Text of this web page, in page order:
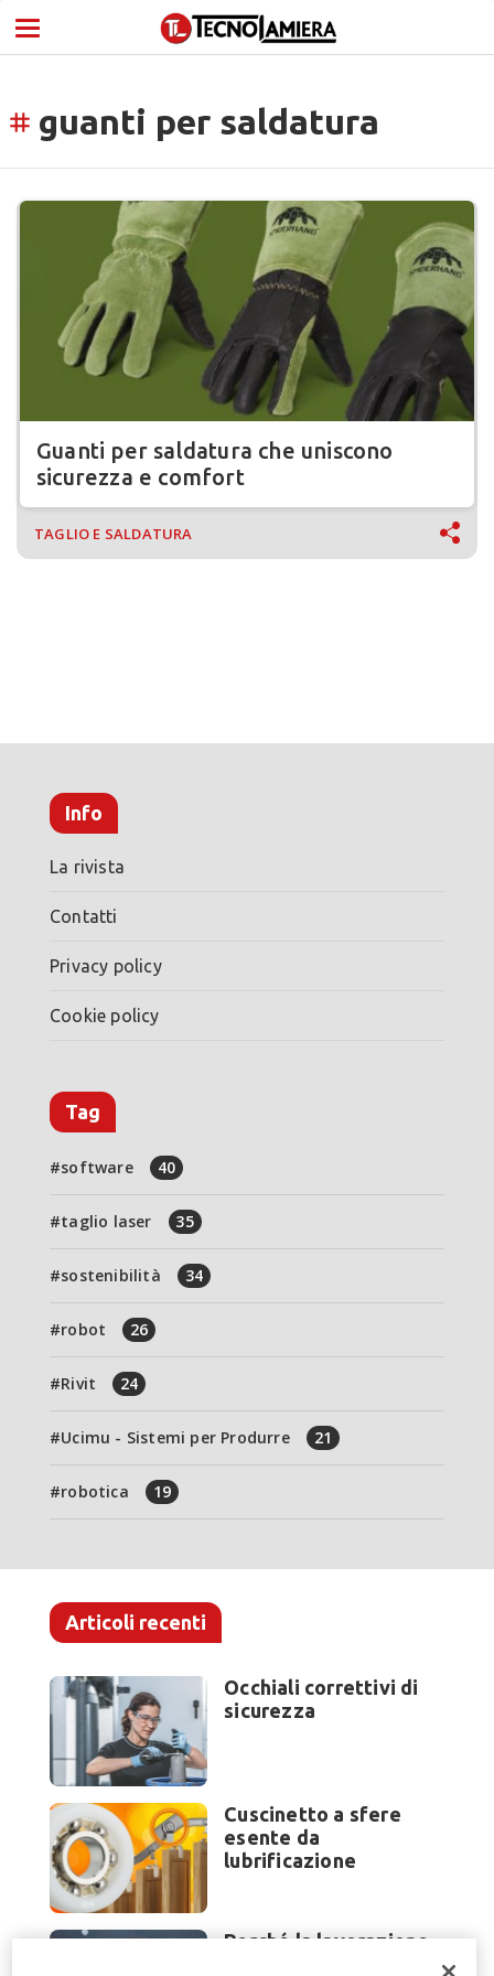
tag guanti per saldatura
Guanti per saldatura che uniscono
sicurezza e comfort
TAGLIO E SALDATURA
Info
La rivista
Contatti
Privacy policy
Cookie policy
Tag
software 40
taglio laser 35
sostenibilità 34
robot 26
Rivit 24
Ucimu - Sistemi per Produrre 21
robotica 19
Articoli recenti
Occhiali correttivi di
sicurezza
Cuscinetto a sfere
esente da
lubrificazione
Perché la lavorazione